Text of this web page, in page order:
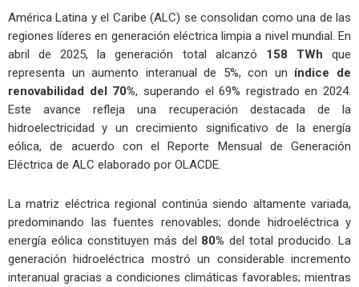
América Latina y el Caribe (ALC) se consolidan como una de las
regiones líderes en generación eléctrica limpia a nivel mundial. En
abril de 2025, la generación total alcanzó 158 TWh que
representa un aumento interanual de 5%, con un índice de
renovabilidad del 70%, superando el 69% registrado en 2024.
Este avance refleja una recuperación destacada de la
hidroelectricidad y un crecimiento significativo de la energía
eólica, de acuerdo con el Reporte Mensual de Generación
Eléctrica de ALC elaborado por OLACDE.
La matriz eléctrica regional continúa siendo altamente variada,
predominando las fuentes renovables; donde hidroeléctrica y
energía eólica constituyen más del 80% del total producido. La
generación hidroeléctrica mostró un considerable incremento
interanual gracias a condiciones climáticas favorables; mientras